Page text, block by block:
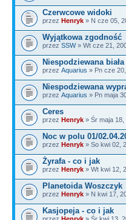
Czerwcowe widoki
przez Henryk » N cze 05,
Wyjątkowa zgodność
przez SSW» Wt cze 21,
Niespodziewana
przez Aquarius » Pn cze
Niespodziewana
przez Aquarius » Pn maja
Ceres
przez Henryk » Śr maja 18,
Noc w polu 01/
przez Henryk » So kwi 02,
Żyrafa - co i jak
przez Henryk » Wt kwi 12,
Planetoida Woszczyk
przez Henryk » N kwi 17,
Kasjopeja - co i jak
przez Henryk » Śr kwi 13,